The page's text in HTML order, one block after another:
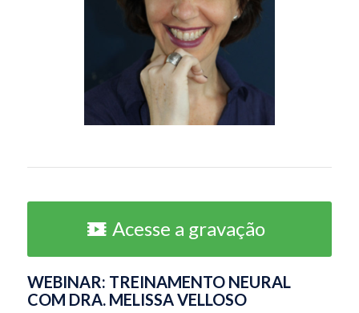
Acesse a gravação
WEBINAR: TREINAMENTO NEURAL
COM DRA. MELISSA VELLOSO